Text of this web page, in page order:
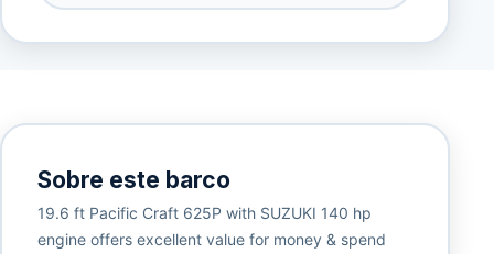
Sobre este barco
19.6 ft Pacific Craft 625P with SUZUKI 140 hp
engine offers excellent value for money & spend